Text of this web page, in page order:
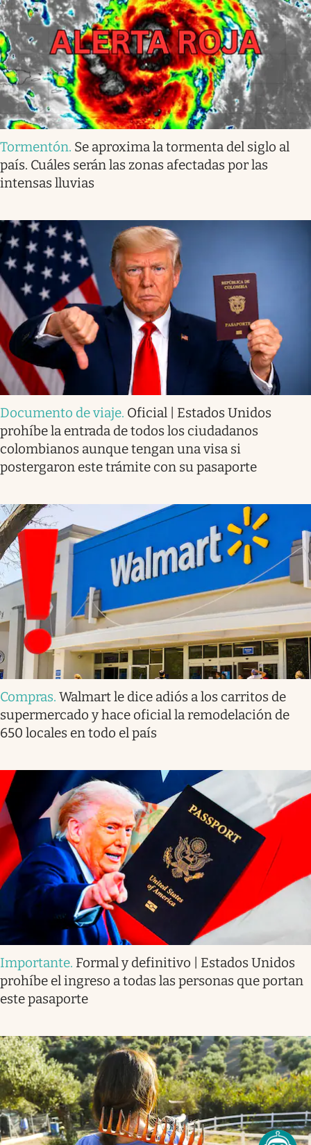
Tormentón. Se aproxima la tormenta del siglo al
país. Cuáles serán las zonas afectadas por las
intensas lluvias
Documento de viaje. Oficial | Estados Unidos
prohíbe la entrada de todos los ciudadanos
colombianos aunque tengan una visa si
postergaron este trámite con su pasaporte
Compras. Walmart le dice adiós a los carritos de
supermercado y hace oficial la remodelación de
650 locales en todo el país
Importante. Formal y definitivo | Estados Unidos
prohíbe el ingreso a todas las personas que portan
este pasaporte